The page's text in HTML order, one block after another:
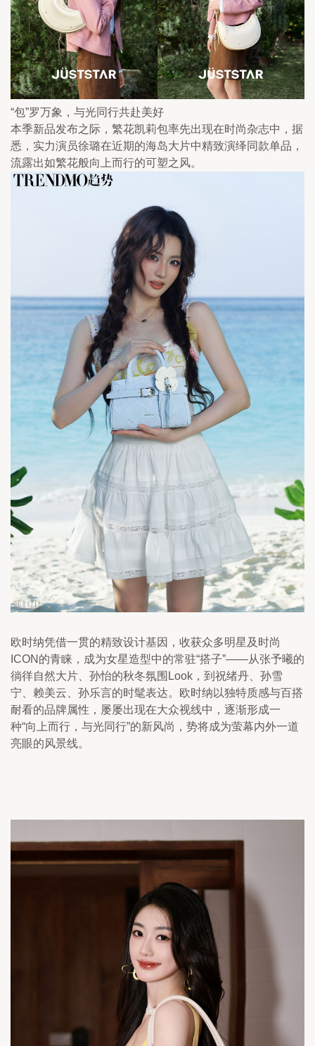
“包”罗万象，与光同行共赴美好
本季新品发布之际，繁花凯莉包率先出现在时尚杂志中，据
悉，实力演员徐璐在近期的海岛大片中精致演绎同款单品，
流露出如繁花般向上而行的可塑之风。
欧时纳凭借一贯的精致设计基因，收获众多明星及时尚
ICON的青睐，成为女星造型中的常驻“搭子”——从张予曦的
徜徉自然大片、孙怡的秋冬氛围Look，到祝绪丹、孙雪
宁、赖美云、孙乐言的时髦表达。欧时纳以独特质感与百搭
耐看的品牌属性，屡屡出现在大众视线中，逐渐形成一
种“向上而行，与光同行”的新风尚，势将成为萤幕内外一道
亮眼的风景线。